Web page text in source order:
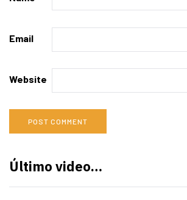
Email
Website
Último video…